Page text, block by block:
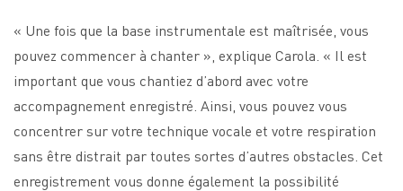
« Une fois que la base instrumentale est maîtrisée, vous
pouvez commencer à chanter », explique Carola. « Il est
important que vous chantiez d’abord avec votre
accompagnement enregistré. Ainsi, vous pouvez vous
concentrer sur votre technique vocale et votre respiration
sans être distrait par toutes sortes d’autres obstacles. Cet
enregistrement vous donne également la possibilité